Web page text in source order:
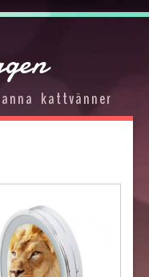
kattvänner